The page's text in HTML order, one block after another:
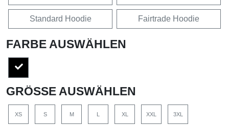
Standard Hoodie Fairtrade Hoodie
FARBE AUSWÄHLEN
GRÖSSE AUSWÄHLEN
XS S M L XL XXL 3XL